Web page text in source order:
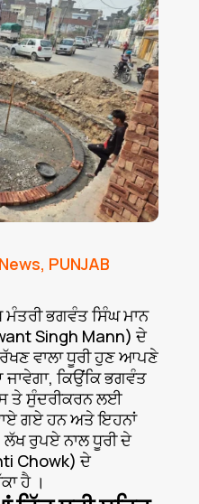
, PUNJAB
ਮੰਤਰੀ ਭਗਵੰਤ ਸਿੰਘ ਮਾਨ
Singh Mann) ਦੇ
ਵਾਲਾ ਧੂਰੀ ਹੁਣ ਆਪਣੇ
ਕਿਉਂਕਿ ਭਗਵੰਤ
ਤੇ ਸੁੰਦਰੀਕਰਨ ਲਈ
ਗਏ ਹਨ ਅਤੇ ਇਹਨਾਂ
ਰੁਪਏ ਨਾਲ ਧੂਰੀ ਦੇ
Chowk) ਦੇ
ਹੈ ।